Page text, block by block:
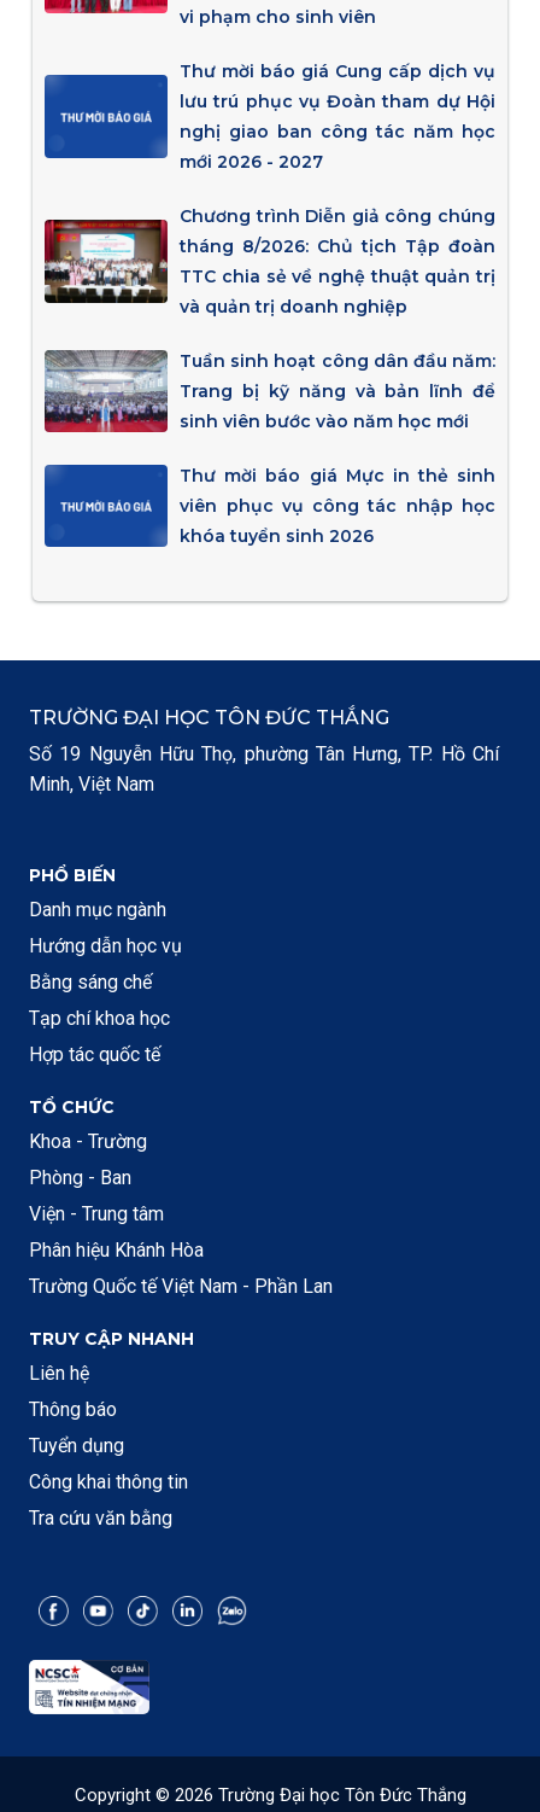
vi phạm cho sinh viên
Thư mời báo giá Cung cấp dịch vụ
lưu trú phục vụ Đoàn tham dự Hội
nghị giao ban công tác năm học
mới 2026 - 2027
Chương trình Diễn giả công chúng
tháng 8/2026: Chủ tịch Tập đoàn
TTC chia sẻ về nghệ thuật quản trị
và quản trị doanh nghiệp
Tuần sinh hoạt công dân đầu năm:
Trang bị kỹ năng và bản lĩnh để
sinh viên bước vào năm học mới
Thư mời báo giá Mực in thẻ sinh
viên phục vụ công tác nhập học
khóa tuyển sinh 2026
TRƯỜNG ĐẠI HỌC TÔN ĐỨC THẮNG
Số 19 Nguyễn Hữu Thọ, phường Tân Hưng, TP. Hồ Chí
Minh, Việt Nam
PHỔ BIẾN
Danh mục ngành
Hướng dẫn học vụ
Bằng sáng chế
Tạp chí khoa học
Hợp tác quốc tế
TỔ CHỨC
Khoa - Trường
Phòng - Ban
Viện - Trung tâm
Phân hiệu Khánh Hòa
Trường Quốc tế Việt Nam - Phần Lan
TRUY CẬP NHANH
Liên hệ
Thông báo
Tuyển dụng
Công khai thông tin
Tra cứu văn bằng
Copyright © 2026 Trường Đại học Tôn Đức Thắng